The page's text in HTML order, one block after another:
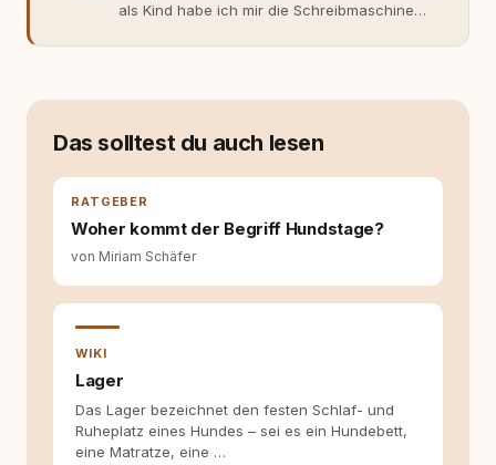
als Kind habe ich mir die Schreibmaschine
getippt: Geschichten, Beobachtungen,
weniger guten Erfahrungen. Umso mehr hat
erlebt habe, wie verantwortungsvoll und
bewusst gute Hundehaltung funktionieren
kann. Dieser Perspektivwechsel begleitet
meine Arbeit bis heute. Bei rundum.dog bin ich
als Content Managerin an vielen Stellen
beteiligt, an denen aus Ideen fertige Beiträge
werden. Ich recherchiere Themen, plane
Inhalte, schreibe Artikel, begleite Gastbeiträge
sich dabei immer auf das grosse Ganze:
Welche Themen sind relevant? Welche
Fragen stehen dahinter? Und wie lassen sich
Inhalte so aufbereiten, dass sie verständlich,
Das solltest du auch lesen
RATGEBER
Woher kommt der Begriff Hundstage?
von Miriam Schäfer
WIKI
Lager
Das Lager bezeichnet den festen Schlaf- und
Ruheplatz eines Hundes – sei es ein Hundebett,
eine Matratze, eine …